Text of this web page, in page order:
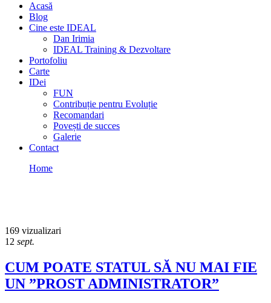
Acasă
Blog
Cine este IDEAL
Dan Irimia
IDEAL Training & Dezvoltare
Portofoliu
Carte
IDei
FUN
Contribuție pentru Evoluție
Recomandari
Povești de succes
Galerie
Contact
Home
169 vizualizari
12 sept.
CUM POATE STATUL SĂ NU MAI FIE
UN ”PROST ADMINISTRATOR”